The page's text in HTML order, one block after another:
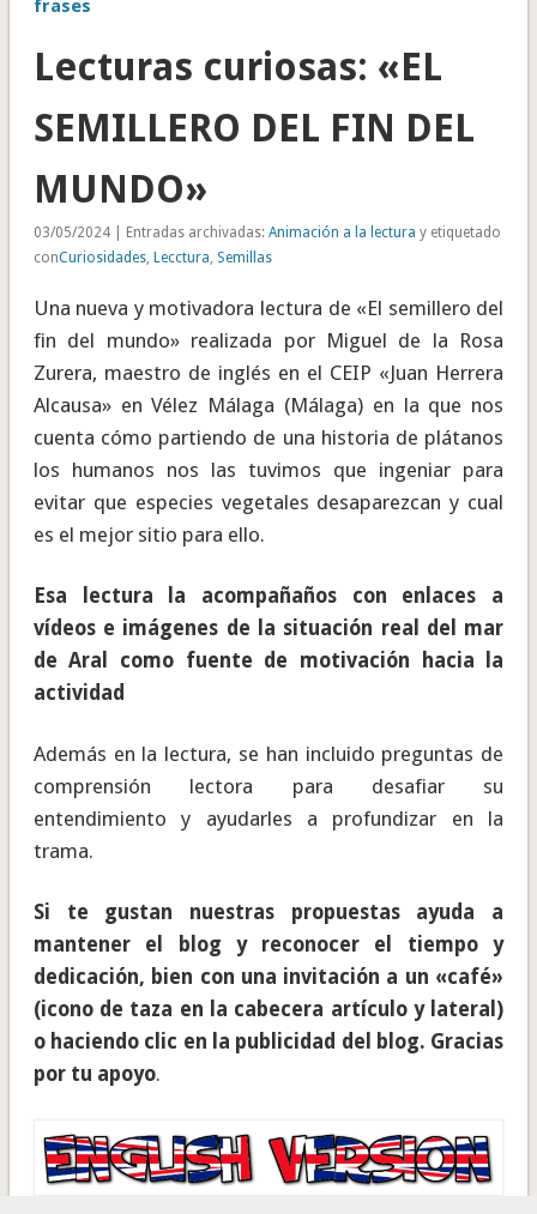
frases
Lecturas curiosas: «EL
SEMILLERO DEL FIN DEL
MUNDO»
03/05/2024 | Entradas archivadas: Animación a la lectura y etiquetado
conCuriosidades, Lecctura, Semillas
Una nueva y motivadora lectura de «El semillero del
fin del mundo» realizada por Miguel de la Rosa
Zurera, maestro de inglés en el CEIP «Juan Herrera
Alcausa» en Vélez Málaga (Málaga) en la que nos
cuenta cómo partiendo de una historia de plátanos
los humanos nos las tuvimos que ingeniar para
evitar que especies vegetales desaparezcan y cual
es el mejor sitio para ello.
Esa lectura la acompañaños con enlaces a
vídeos e imágenes de la situación real del mar
de Aral como fuente de motivación hacia la
actividad
Además en la lectura, se han incluido preguntas de
comprensión lectora para desafiar su
entendimiento y ayudarles a profundizar en la
trama.
Si te gustan nuestras propuestas ayuda a
mantener el blog y reconocer el tiempo y
dedicación, bien con una invitación a un «café»
(icono de taza en la cabecera artículo y lateral)
o haciendo clic en la publicidad del blog. Gracias
por tu apoyo.